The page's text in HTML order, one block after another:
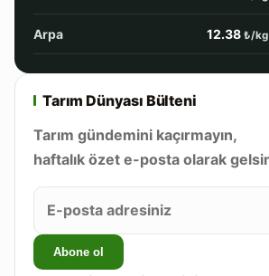
Arpa 12.38
Tarım Dünyası Bülteni
Tarım gündemini kaçırmayın,
haftalık özet e-posta olarak gelsin.
E-
posta
adresiniz
Abone ol